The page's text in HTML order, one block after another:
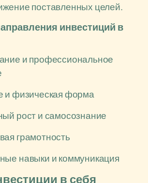
поставленных целей.
инвестиций в
и профессиональное
и физическая форма
рост и самосознание
грамотность
навыки и коммуникация
в себя